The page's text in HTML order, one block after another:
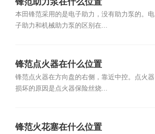
本田锋范采用的是电子助力，没有助力泵的。电
子助力和机械助力泵的区别在...
锋范点火器在什么位置
锋范点火器在方向盘的右侧，靠近中控。点火器
损坏的原因是点火器保险丝烧...
锋范火花塞在什么位置